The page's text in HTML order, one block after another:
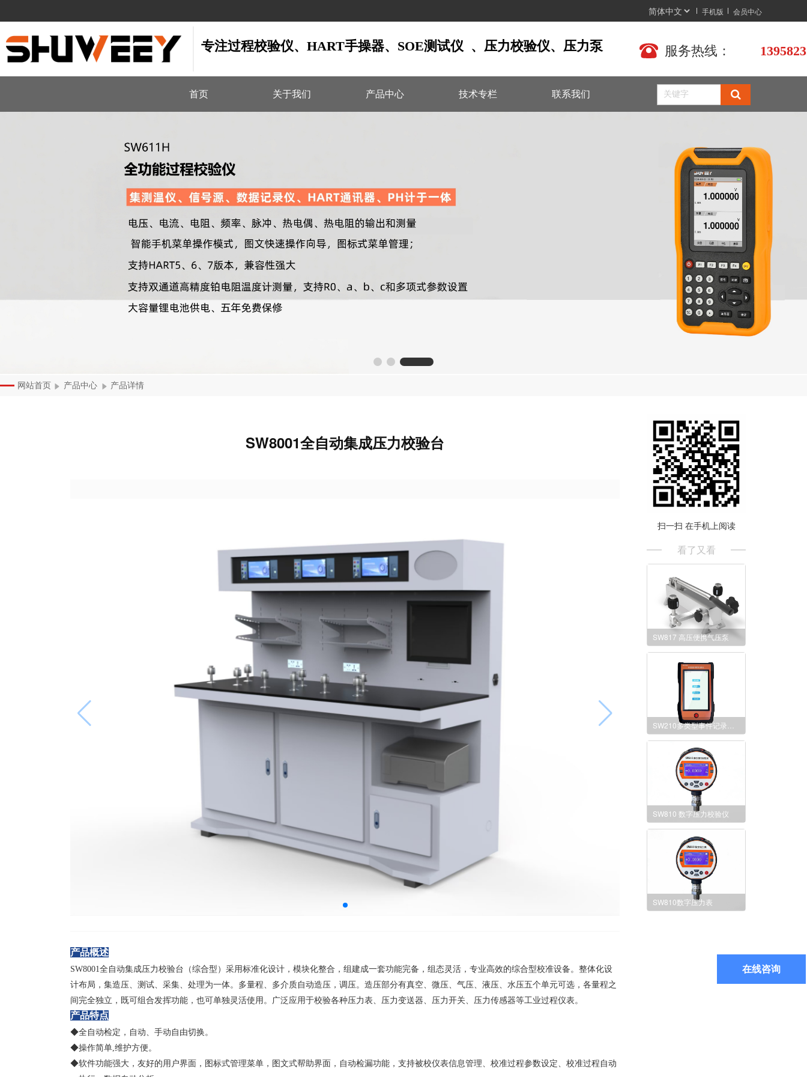
手机版 会员中心
服务热线：
  专注过程校验仪、HART手操器、SOE测试仪  、压力校验仪、压力泵
首页 关于我们 产品中心 技术专栏 联系我们
在线咨询
产品中心
网站首页
产品详情
SW8001全自动集成压力校验台
产品概述
SW8001全自动集成压力校验台（综合型）采用标准化设计，模块化整合，组建成一套功能完备，组态灵活，专业高效的综合型校准设备。整体化设
计布局，集造压、测试、采集、处理为一体。多量程、多介质自动造压，调压。造压部分有真空、微压、气压、液压、水压五个单元可选，各量程之
间完全独立，既可组合发挥功能，也可单独灵活使用。广泛应用于校验各种压力表、压力变送器、压力开关、压力传感器等工业过程仪表。
产品特点
◆全自动检定，自动、手动自由切换。
◆操作简单,维护方便。
◆软件功能强大，友好的用户界面， 图标式管理菜单 ， 图文式帮助界面 ， 自动检漏功能 ，支持被校仪表信息管理、校准过程参数设定、校准过程自动
扫一扫 在手机上阅读
看了又看
SW817 高压便携气压泵
SW810 数字压力校验仪
SW810数字压力表